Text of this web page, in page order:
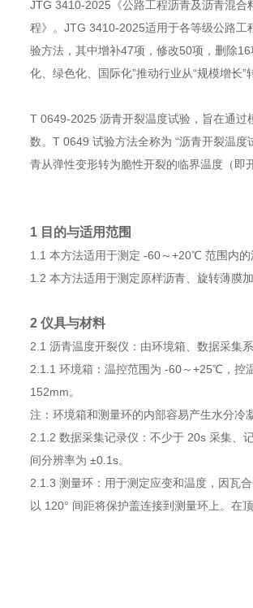
JTG 3410-2025《公路工程沥青及沥青混
程》。JTG 3410-2025适用于各等级公路
验方法，其中增补47项，修改50项，删除
化、绿色化、国际化”推动行业从“规模增长”
T 0649-2025 沥青开裂温度试验，旨在通过
数。T 0649 试验方法全称为 “沥青开裂温
青从弹性变形转为脆性开裂的临界温度（即
1 目的与适用范围
1.1 本方法适用于测定 -60～+20℃ 范围内的
1.2 本方法适用于测定原样沥青、旋转薄膜
2 仪具与材料
2.1 沥青温度开裂仪：由环境箱、数据采集
2.1.1 环境箱：温控范围为 -60～+25℃，控
152mm。
注：环境箱和测量环的内部容易产生水分冷
2.1.2 数据采集记录仪：不少于 20s 采集、
间分辨率为 ±0.1s。
2.1.3 测量环：用于测定应变和温度，因瓦
以 120° 间距将保护盖连接到测量环上。在